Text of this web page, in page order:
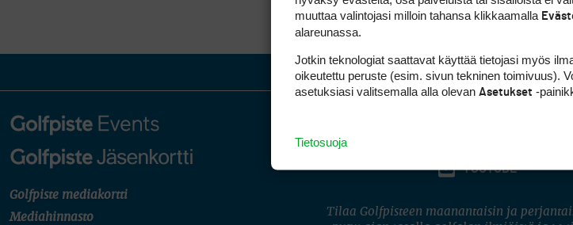
Golfpiste mediakortti
Mediahinnasto
YOUTUBE
Tilaa Golfpisteen maanantaisin ja
muuttaa valintojasi milloin tahansa klikkaamalla
alareunassa.
Jotkin teknologiat saattavat käyttää tietojasi myös
oikeutettu peruste (esim. sivun tekninen toimivuus).
asetuksiasi valitsemalla alla olevan Asetukset -
Tietosuoja